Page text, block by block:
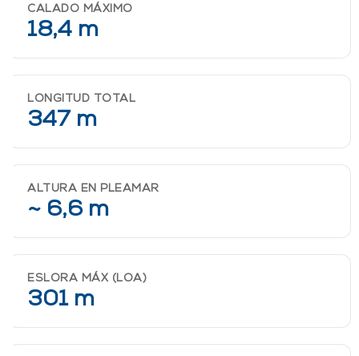
CALADO MÁXIMO
18,4 m
LONGITUD TOTAL
347 m
ALTURA EN PLEAMAR
~ 6,6 m
ESLORA MÁX (LOA)
301 m